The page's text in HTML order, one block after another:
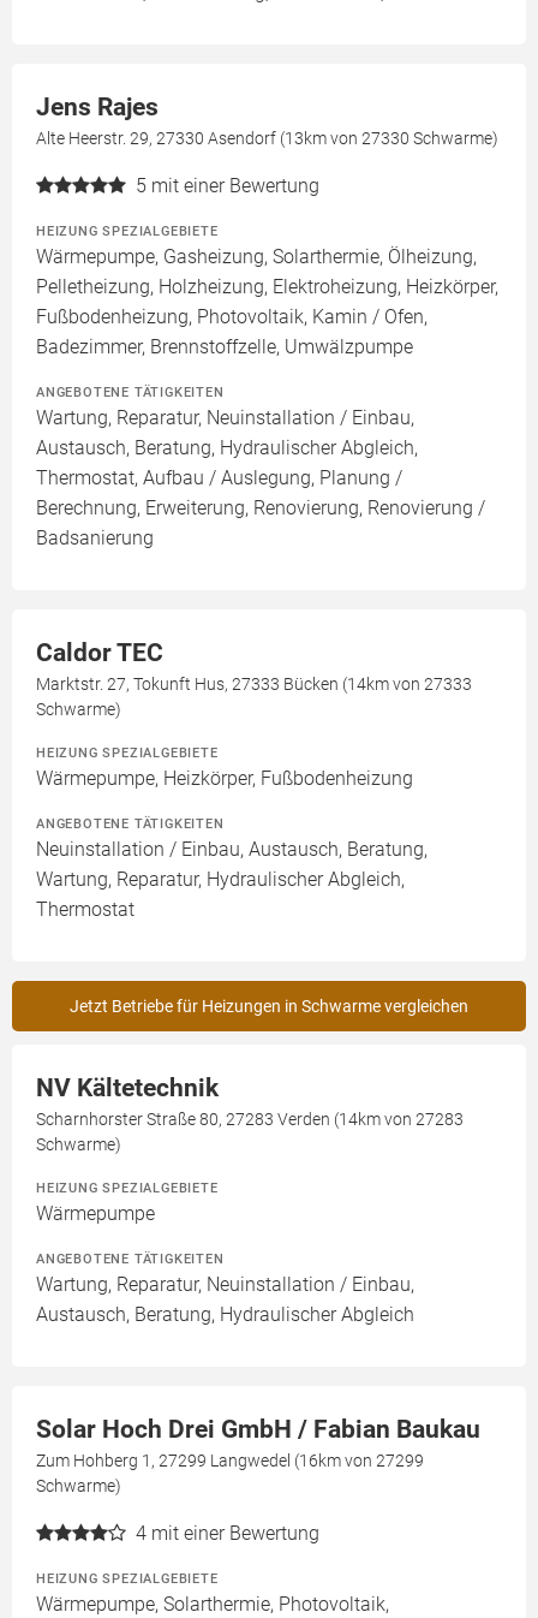
Jens Rajes
Alte Heerstr. 29, 27330 Asendorf (13km von 27330 Schwarme)
5 mit einer Bewertung
HEIZUNG SPEZIALGEBIETE
Wärmepumpe, Gasheizung, Solarthermie, Ölheizung,
Pelletheizung, Holzheizung, Elektroheizung, Heizkörper,
Fußbodenheizung, Photovoltaik, Kamin / Ofen,
Badezimmer, Brennstoffzelle, Umwälzpumpe
ANGEBOTENE TÄTIGKEITEN
Wartung, Reparatur, Neuinstallation / Einbau,
Austausch, Beratung, Hydraulischer Abgleich,
Thermostat, Aufbau / Auslegung, Planung /
Berechnung, Erweiterung, Renovierung, Renovierung /
Badsanierung
Caldor TEC
Marktstr. 27, Tokunft Hus, 27333 Bücken (14km von 27333
Schwarme)
HEIZUNG SPEZIALGEBIETE
Wärmepumpe, Heizkörper, Fußbodenheizung
ANGEBOTENE TÄTIGKEITEN
Neuinstallation / Einbau, Austausch, Beratung,
Wartung, Reparatur, Hydraulischer Abgleich,
Thermostat
Jetzt Betriebe für Heizungen in Schwarme vergleichen
NV Kältetechnik
Scharnhorster Straße 80, 27283 Verden (14km von 27283
Schwarme)
HEIZUNG SPEZIALGEBIETE
Wärmepumpe
ANGEBOTENE TÄTIGKEITEN
Wartung, Reparatur, Neuinstallation / Einbau,
Austausch, Beratung, Hydraulischer Abgleich
Solar Hoch Drei GmbH / Fabian Baukau
Zum Hohberg 1, 27299 Langwedel (16km von 27299
Schwarme)
4 mit einer Bewertung
HEIZUNG SPEZIALGEBIETE
Wärmepumpe, Solarthermie, Photovoltaik,